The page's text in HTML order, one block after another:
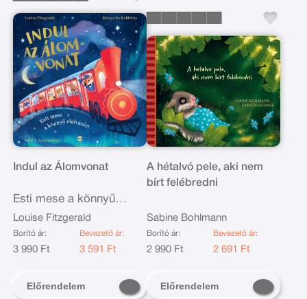
Indul az Álomvonat
Esti mese a könnyű
elalvásért
Louise Fitzgerald
Borító ár:
3 990 Ft
Bevezető ár:
3 591 Ft
Előrendelem
A hétalvó pele, aki nem
bírt felébredni
Sabine Bohlmann
Borító ár:
2 990 Ft
Bevezető ár:
2 691 Ft
Előrendelem